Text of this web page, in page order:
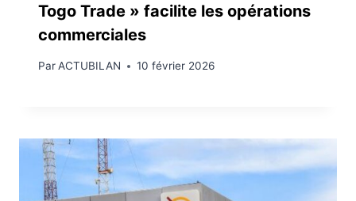
Togo Trade » facilite les opérations
commerciales
ParACTUBILAN 10 février 2026